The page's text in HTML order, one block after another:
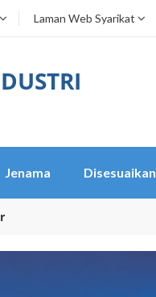
Laman Web Syarikat
Jenama Disesuaikan